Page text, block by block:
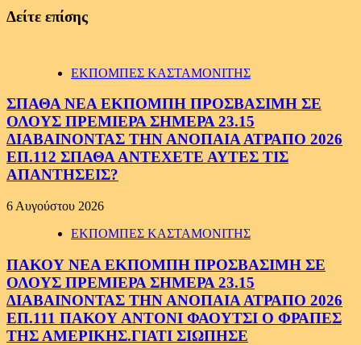
Δείτε επίσης
ΕΚΠΟΜΠΕΣ ΚΑΣΤΑΜΟΝΙΤΗΣ
ΣΠΑΘΑ ΝΕΑ ΕΚΠΟΜΠΗ ΠΡΟΣΒΑΣΙΜΗ ΣΕ
ΟΛΟΥΣ ΠΡΕΜΙΕΡΑ ΣΗΜΕΡΑ 23.15
ΔΙΑΒΑΙΝΟΝΤΑΣ ΤΗΝ ΑΝΟΠΑΙΑ ΑΤΡΑΠΟ 2026
ΕΠ.112 ΣΠΑΘΑ ΑΝΤΕΧΕΤΕ ΑΥΤΕΣ ΤΙΣ
ΑΠΑΝΤΗΣΕΙΣ?
6 Αυγούστου 2026
ΕΚΠΟΜΠΕΣ ΚΑΣΤΑΜΟΝΙΤΗΣ
ΠΑΚΟΥ ΝΕΑ ΕΚΠΟΜΠΗ ΠΡΟΣΒΑΣΙΜΗ ΣΕ
ΟΛΟΥΣ ΠΡΕΜΙΕΡΑ ΣΗΜΕΡΑ 23.15
ΔΙΑΒΑΙΝΟΝΤΑΣ ΤΗΝ ΑΝΟΠΑΙΑ ΑΤΡΑΠΟ 2026
ΕΠ.111 ΠΑΚΟΥ ΑΝΤΟΝΙ ΦΑΟΥΤΣΙ Ο ΦΡΑΠΕΣ
ΤΗΣ ΑΜΕΡΙΚΗΣ.ΓΙΑΤΙ ΣΙΩΠΗΣΕ